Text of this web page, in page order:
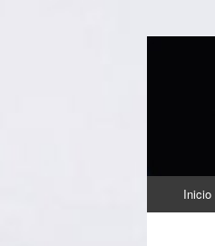
al
Inicio